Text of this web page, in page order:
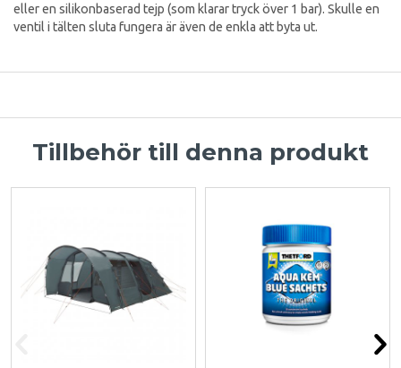
eller en silikonbaserad tejp (som klarar tryck över 1 bar). Skulle en
ventil i tälten sluta fungera är även de enkla att byta ut.
Tillbehör till denna produkt